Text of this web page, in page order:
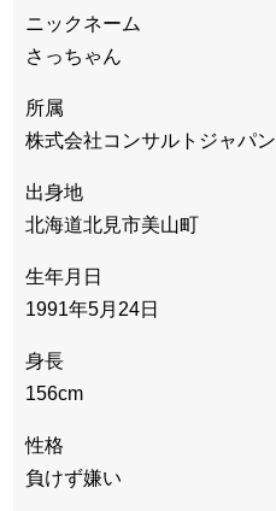
ニックネーム
さっちゃん
所属
株式会社コンサルトジャパン
出身地
北海道北見市美山町
生年月日
1991年5月24日
身長
156cm
性格
負けず嫌い